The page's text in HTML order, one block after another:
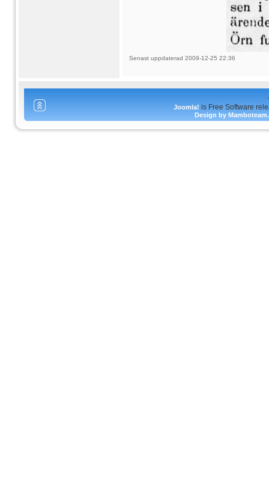
Senast uppdaterad 2009-12-25 22:36
Joomla! is Free Software
Design by